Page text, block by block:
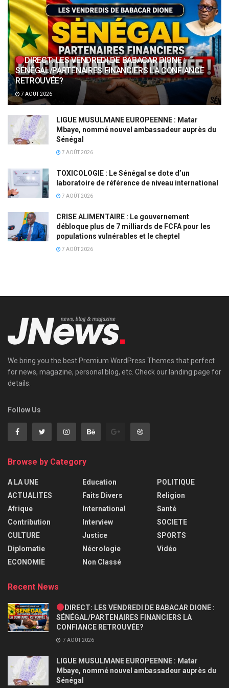
DIRECT: LES VENDREDI DE BABACAR DIONE :
SÉNÉGAL/PARTENAIRES FINANCIERS LA CONFIANCE
RETROUVÉE?
7 AOÛT 2026
LIGUE MUSULMANE EUROPEENNE : Matar
Mbaye, nommé nouvel ambassadeur auprès du
Sénégal
7 AOÛT 2026
TOXICOLOGIE : Le Sénégal se dote d’un
laboratoire de référence de niveau international
7 AOÛT 2026
CRISE ALIMENTAIRE : Le gouvernement
débloque plus de 7 milliards de FCFA pour les
populations vulnérables et le cheptel
7 AOÛT 2026
We bring you the best Premium WordPress Themes that perfect
for news, magazine, personal blog, etc. Check our landing page for
details.
Follow Us
Browse by Category
A LA UNE
ACTUALITES
Afrique
Contribution
CULTURE
Diplomatie
ECONOMIE
Education
Faits Divers
International
Interview
Justice
Nécrologie
Non Classé
POLITIQUE
Religion
Santé
SOCIETE
SPORTS
Vidéo
Recent News
DIRECT: LES VENDREDI DE BABACAR DIONE :
SÉNÉGAL/PARTENAIRES FINANCIERS LA
CONFIANCE RETROUVÉE?
7 AOÛT 2026
LIGUE MUSULMANE EUROPEENNE : Matar
Mbaye, nommé nouvel ambassadeur auprès du
Sénégal